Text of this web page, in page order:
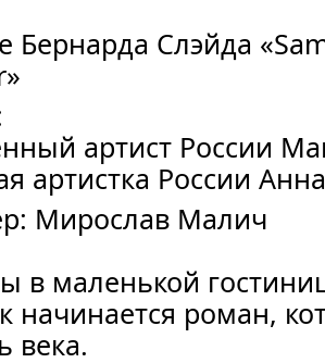
Бернарда Слэйда
артист России
артистка России
Мирослав Малич
в маленькой
начинается роман,
века.